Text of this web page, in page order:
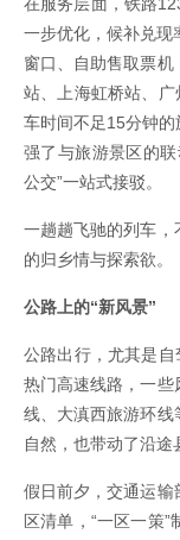
在服务层面，铁路
一步优化，候补兑现
窗口、自助售取票
站、上海虹桥站、广
车时间不足15分钟
强了与旅游景区的
公交”一站式接驳。
一趟趟飞驰的列车，
的归乡情与探索欲。
公路上的“新风景”
公路出行，尤其是自
热门高速线路，一些
线、大滇西旅游环线
自然，也带动了沿途
假日前夕，交通运输
区清单，“一区一策